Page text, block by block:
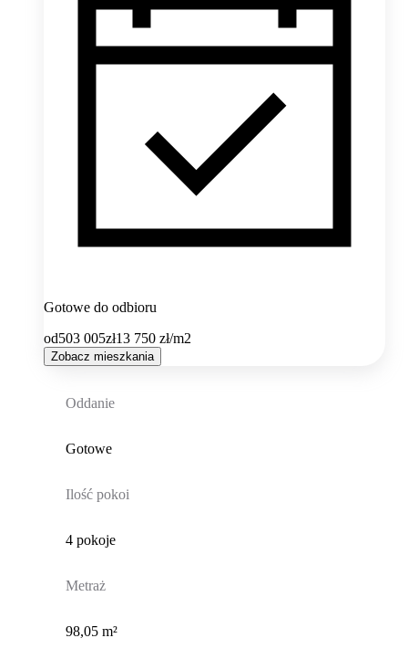
Gotowe do odbioru
od503 005zł13 750 zł/m2
Zobacz mieszkania
Oddanie
Gotowe
Ilość pokoi
4 pokoje
Metraż
98,05 m²